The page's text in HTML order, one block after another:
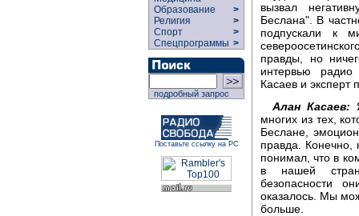
Образование
>
Религия
>
Спорт
>
Спецпрограммы >
подробный запрос
Поставьте ссылку на РС
вызвал
Беслана". В
подпускали к
правды, но
интервью радио
Касаев и
Алан Касаев:
многих из тех,
Беслане,
правда. Конечно,
понимал, что в
в нашей
безопасности
оказалось. Мы
больше.